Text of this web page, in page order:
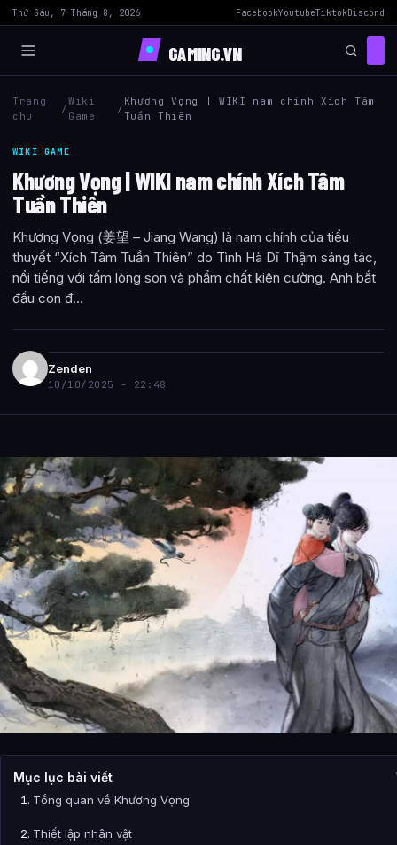
Thứ Sáu, 7 Tháng 8, 2026 FacebookYoutubeTiktokDiscord
GAMING.VN
Trang
chu
/
Wiki
Game
/
Khương Vọng | WIKI nam chính Xích Tâm
Tuần Thiên
WIKI GAME
Khương Vọng | WIKI nam chính Xích Tâm
Tuần Thiên
Khương Vọng (姜望 – Jiang Wang) là nam chính của tiểu
thuyết “Xích Tâm Tuần Thiên” do Tình Hà Dĩ Thậm sáng tác,
nổi tiếng với tấm lòng son và phẩm chất kiên cường. Anh bắt
đầu con đ...
Zenden
10/10/2025 - 22:48
Mục lục bài viết
Tổng quan về Khương Vọng
Thiết lập nhân vật